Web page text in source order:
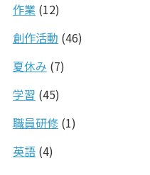
作業(12)
創作活動 (46)
夏休み (7)
学習 (45)
職員研修(1)
英語(4)